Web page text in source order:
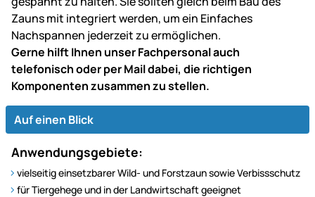
Zauns mit integriert werden, um ein Einfaches
Nachspannen jederzeit zu ermöglichen.
Gerne hilft Ihnen unser Fachpersonal auch
telefonisch oder per Mail dabei, die richtigen
Komponenten zusammen zu stellen.
Auf einen Blick
Anwendungsgebiete:
vielseitig einsetzbarer Wild- und Forstzaun sowie Verbissschutz
für Tiergehege und in der Landwirtschaft geeignet